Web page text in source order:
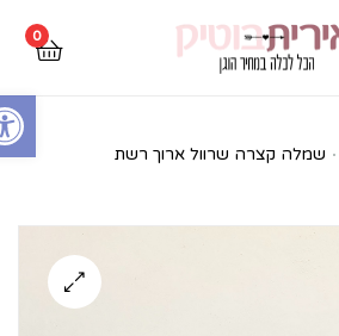
Open toolbar
0
שמלה קצרה שרוול ארוך רשת